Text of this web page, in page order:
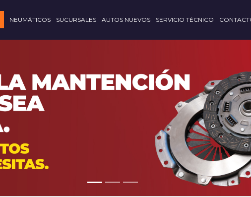
NEUMÁTICOS SUCURSALES AUTOS NUEVOS SERVICIO TÉCNICO